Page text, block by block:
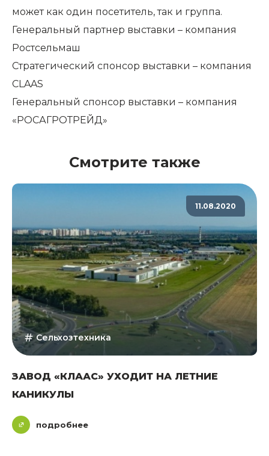
может как один посетитель, так и группа.
Генеральный партнер выставки – компания
Ростсельмаш
Стратегический спонсор выставки – компания
CLAAS
Генеральный спонсор выставки – компания
«РОСАГРОТРЕЙД»
Смотрите также
11.08.2020
Сельхозтехника
ЗАВОД «КЛААС» УХОДИТ НА ЛЕТНИЕ
КАНИКУЛЫ
подробнее